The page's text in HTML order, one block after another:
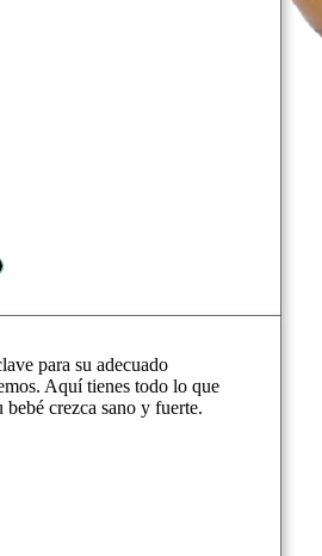
para su adecuado
Aquí tienes todo lo que
bebé crezca sano y fuerte.